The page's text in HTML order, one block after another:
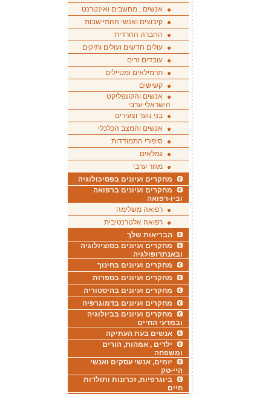
אנשים , מחשבים ואינטרנט
קיבוצים ואנשי ההתיישבות
החברה החרדית
עולים חדשים ועולים ותיקים
עובדים זרים
תרמילאים ומטיילים
קשישים
אנשים והקונפליקט
הישראלי-ערבי
בני נוער וצעירים
אנשים והמצב הכלכלי
סיפורי התמודדות
גמלאים
מגזר ערבי
מחקרים ועיונים בפסיכולוגיה
מחקרים ועיונים ברפואה
וביו-רפואה
רפואה משלימה
רפואה אלטרנטיבית
הבריאות שלך
מחקרים ועיונים בסוציולוגיה
ובאנתרופולגיה
מחקרים ועיונים בחינוך
מחקרים ועיונים בספרות
מחקרים ועיונים בהיסטוריה
מחקרים ועיונים בדמוגרפיה
מחקרים ועיונים בביולוגיה
ובמדעי החיים
אנשים בעת העתיקה
ילדים , אמהות, הורים
ומשפחה
יזמים, אנשי עסקים ואנשי
היי-טק
ביוגרפיות, זכרונות ותולדות
חיים